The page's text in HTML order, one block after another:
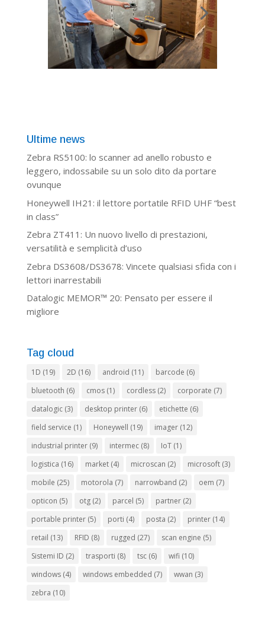
Ultime news
Zebra RS5100: lo scanner ad anello robusto e
leggero, indossabile su un solo dito da portare
ovunque
Honeywell IH21: il lettore portatile RFID UHF “best
in class”
Zebra ZT411: Un nuovo livello di prestazioni,
versatilità e semplicità d’uso
Zebra DS3608/DS3678: Vincete qualsiasi sfida con i
lettori inarrestabili
Datalogic MEMOR™ 20: Pensato per essere il
migliore
Tag cloud
1D (19) 2D (16) android (11) barcode (6)
bluetooth (6) cmos(1) cordless(2) corporate (7)
datalogic(3) desktop printer(6) etichette (6)
field service (1) Honeywell (19) imager(12)
industrial printer(9) intermec(8) IoT(1)
logistica (16) market(4) microscan (2) microsoft(3)
mobile (25) motorola (7) narrowband (2) oem (7)
opticon (5) otg(2) parcel (5) partner(2)
portable printer(5) porti (4) posta (2) printer(14)
retail (13) RFID (8) rugged (27) scan engine (5)
Sistemi ID (2) trasporti (8) tsc(6) wifi (10)
windows(4) windows embedded (7) wwan (3)
zebra (10)